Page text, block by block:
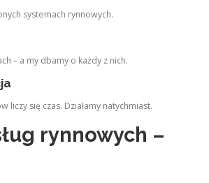
systemach rynnowych.
– a my dbamy o każdy z nich.
liczy się czas. Działamy natychmiast.
rynnowych –